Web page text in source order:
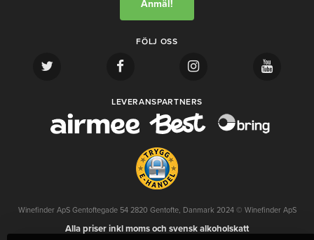
FÖLJ OSS
LEVERANSPARTNERS
Winefinder ApS Gentoftegade 54 2820 Gentofte, Danmark 2024 © Winefinder ApS
Alla priser inkl moms och svensk alkoholskatt